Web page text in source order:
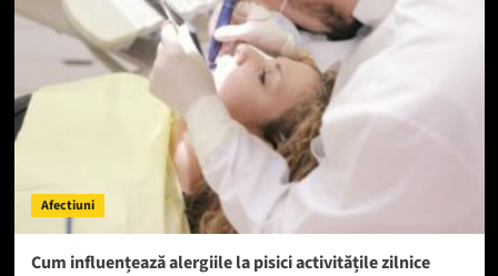
și
sprijini
persoanele
Afectiuni
Cum influențează alergiile la pisici activitățile zilnice